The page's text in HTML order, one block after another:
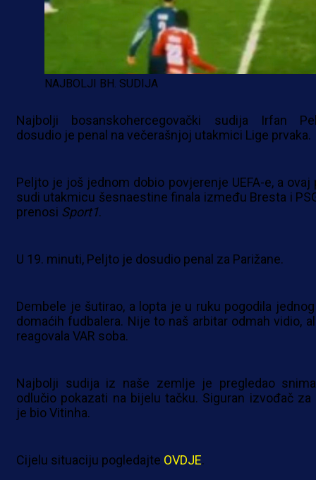
NAJBOLJI BH. SUDIJA
Najbolji bosanskohercegovački sudija Irfan
dosudio je penal na večerašnjoj utakmici Lige prvaka.
Peljto je još jednom dobio povjerenje UEFA-e, a ovaj
sudi utakmicu šesnaestine finala između Bresta i
prenosi Sport1.
U 19. minuti, Peljto je dosudio penal za Parižane.
Dembele je šutirao, a lopta je u ruku pogodila
domaćih fudbalera. Nije to naš arbitar odmah vidio,
reagovala VAR soba.
Najbolji sudija iz naše zemlje je pregledao
odlučio pokazati na bijelu tačku. Siguran izvođač za
je bio Vitinha.
Cijelu situaciju pogledajte OVDJE.